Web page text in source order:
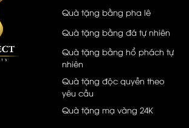
Quà tặng bằng pha lê
Quà tặng bằng đá tự nhiên
Quà tặng bằng hổ phách tự
nhiên
Quà tặng độc quyền theo
yêu cầu
Quà tặng mạ vàng 24K